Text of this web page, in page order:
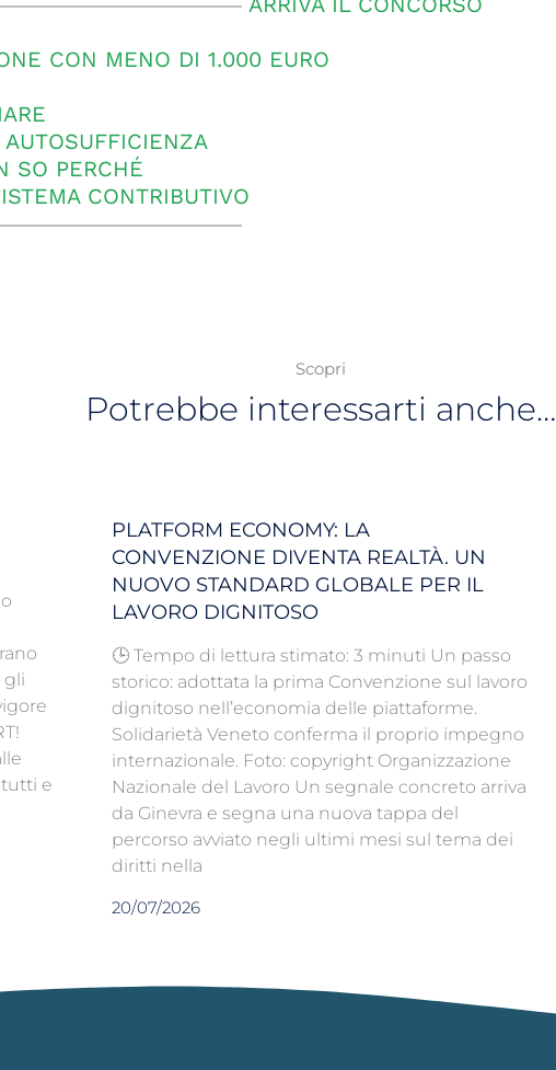
CON MENO DI 1.000 EURO
SO PERCHÉ
CONTRIBUTIVO
Scopri
Potrebbe interessarti anche…
gli
e
PLATFORM ECONOMY: LA
CONVENZIONE DIVENTA REALTÀ. UN
NUOVO STANDARD GLOBALE PER IL
LAVORO DIGNITOSO
🕒 Tempo di lettura stimato: 3 minuti Un passo
storico: adottata la prima Convenzione sul lavoro
dignitoso nell’economia delle piattaforme.
Solidarietà Veneto conferma il proprio impegno
internazionale. Foto: copyright Organizzazione
Nazionale del Lavoro Un segnale concreto arriva
da Ginevra e segna una nuova tappa del
percorso avviato negli ultimi mesi sul tema dei
diritti nella
20/07/2026